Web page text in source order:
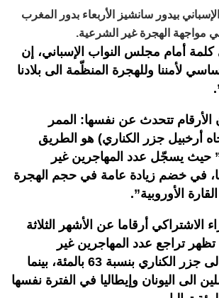
بيدور سانشيز الأربعاء بدور المغرب
الهجرة غير الشرعية.
أمام مجلس النواب الإسباني، إن
لأمننا وللهجرة المنظّمة الى بلادنا
تتحدث عن نفسها: الممر
أرخبيل جزر الكناري) هو الطريق
حيث يسجّل عدد المهاجرين غير
في خضم زيادة عامة في حجم الهجرة
الأوروبية”.
الاشتراكي أرقاما عن الأشهر الثلاثة
من 2023، تظهر تراجع عدد المهاجرين غير
الشرعيين الآتين الى جزر الكناري بنسبة 63 بالمئة، بينما
الى اليونان وإيطاليا في الفترة نفسها